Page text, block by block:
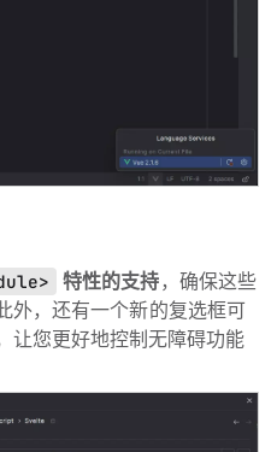
特性的支持 ，确保这些
外，还有一个新的复选框可
让您更好地控制无障碍功能